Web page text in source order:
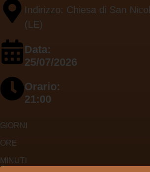
Indirizzo: Chiesa di San
(LE)
Data:
25/07/2026
Orario:
21:00
GIORNI
ORE
MINUTI